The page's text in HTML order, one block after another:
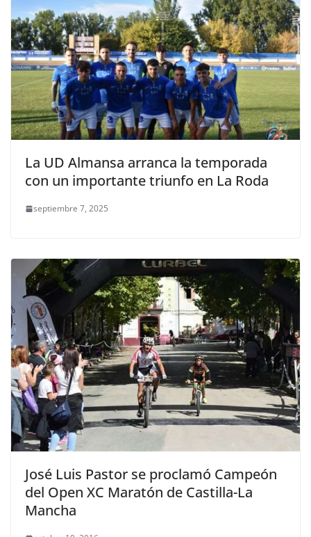
La UD Almansa arranca la temporada
con un importante triunfo en La Roda
septiembre 7, 2025
José Luis Pastor se proclamó Campeón
del Open XC Maratón de Castilla-La
Mancha